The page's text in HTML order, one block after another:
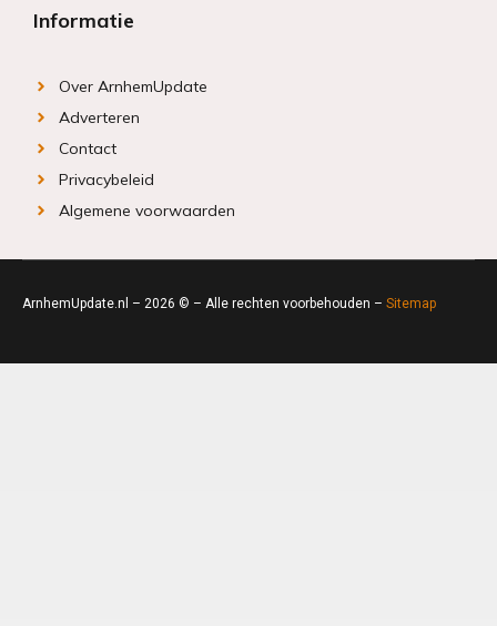
Informatie
Over ArnhemUpdate
Adverteren
Contact
Privacybeleid
Algemene voorwaarden
ArnhemUpdate.nl – 2026 © – Alle rechten voorbehouden – Sitemap